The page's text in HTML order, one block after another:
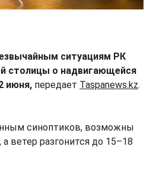
ситуациям РК
столицы о надвигающейся
июня, передает Taspanews.kz.
синоптиков, возможны
ветер разгонится до 15–18